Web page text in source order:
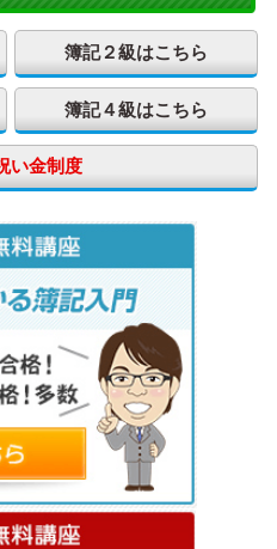
簿記２級はこちら
簿記４級はこちら
い金制度